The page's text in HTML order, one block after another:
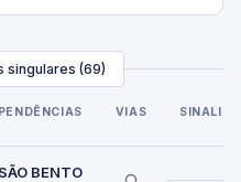
singulares (69)
VIAS
BENTO